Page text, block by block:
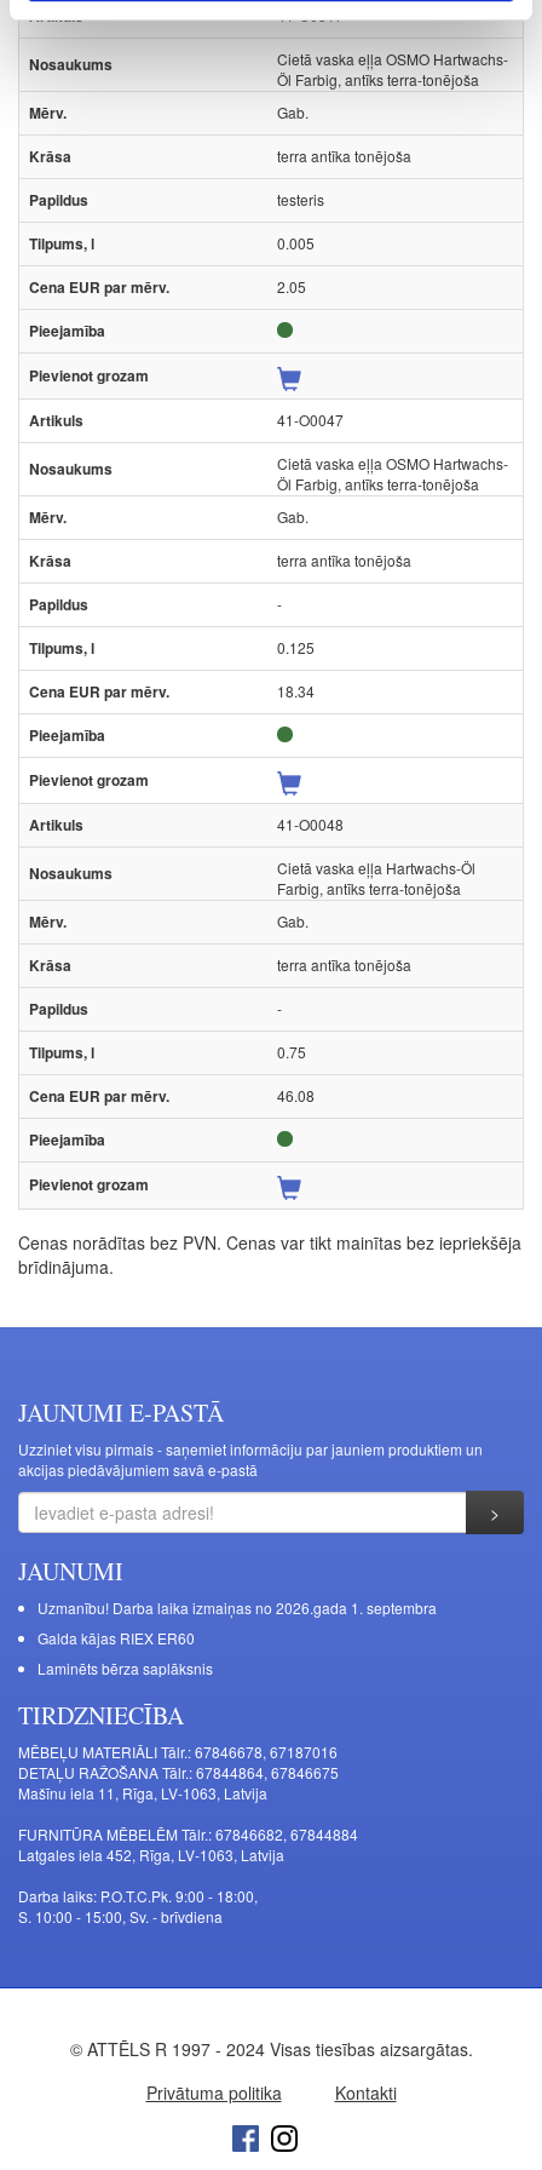
41-O0517
Cietā vaska eļļa OSMO Hartwachs-
Öl Farbig, antīks terra-tonējoša
Gab.
terra antīka tonējoša
testeris
0.005
2.05
41-O0047
Cietā vaska eļļa OSMO Hartwachs-
Öl Farbig, antīks terra-tonējoša
Gab.
terra antīka tonējoša
-
0.125
18.34
41-O0048
Cietā vaska eļļa Hartwachs-Öl
Farbig, antīks terra-tonējoša
Gab.
terra antīka tonējoša
-
0.75
46.08
Cenas norādītas bez PVN. Cenas var tikt mainītas bez iepriekšēja
brīdinājuma.
JAUNUMI E-PASTĀ
Uzziniet visu pirmais - saņemiet informāciju par jauniem produktiem un
akcijas piedāvājumiem savā e-pastā
JAUNUMI
Uzmanību! Darba laika izmaiņas no 2026.gada 1. septembra
Galda kājas RIEX ER60
Laminēts bērza saplāksnis
TIRDZNIECĪBA
MĒBEĻU MATERIĀLI Tālr.: 67846678, 67187016
DETAĻU RAŽOŠANA Tālr.: 67844864, 67846675
Mašīnu iela 11, Rīga, LV-1063, Latvija
FURNITŪRA MĒBELĒM Tālr.: 67846682, 67844884
Latgales iela 452, Rīga, LV-1063, Latvija
Darba laiks: P.O.T.C.Pk. 9:00 - 18:00,
S. 10:00 - 15:00, Sv. - brīvdiena
© ATTĒLS R 1997 - 2024 Visas tiesības aizsargātas.
Privātuma politika
Kontakti